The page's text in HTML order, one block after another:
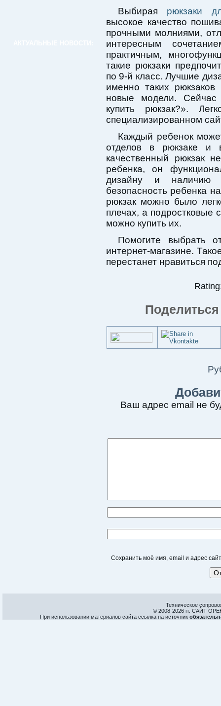
Выбирая рюкзаки
высокое качество
прочными молниями,
интересным
практичным,
такие рюкзаки
по 9-й класс. Лучшие
именно таких
новые модели.
купить рюкзак?».
специализированном
Каждый ребенок
отделов в рюкзаке и
качественный рюкзак
ребенка, он
дизайну и наличию
безопасность ребенка
рюкзак можно было
плечах, а подростковые
можно купить их.
Помогите выбрать
интернет-магазине.
перестанет нравиться
Ваш адрес email не
Сохранить моё имя, email и адрес
Техническое
© 2008-2026 гг. САЙТ
При использовании материалов сайта ссылка на источник